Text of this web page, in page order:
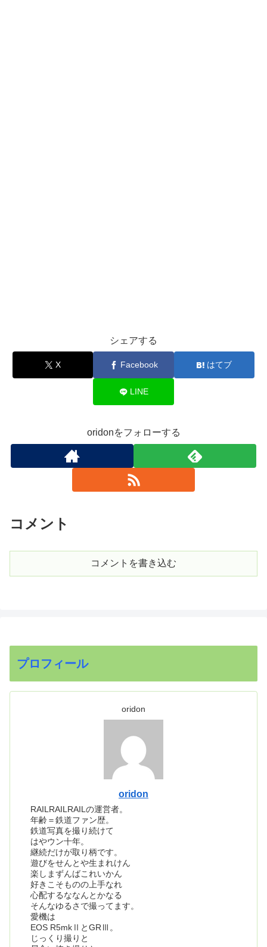
シェアする
X Facebook はてブ
LINE
oridonをフォローする
コメント
コメントを書き込む
プロフィール
oridon
oridon
RAILRAILRAILの運営者。
年齢＝鉄道ファン歴。
鉄道写真を撮り続けて
はやウン十年。
継続だけが取り柄です。
遊びをせんとや生まれけん
楽しまずんばこれいかん
好きこそものの上手なれ
心配するななんとかなる
そんなゆるさで撮ってます。
愛機は
EOS R5mkⅡとGRⅢ。
じっくり撮りと